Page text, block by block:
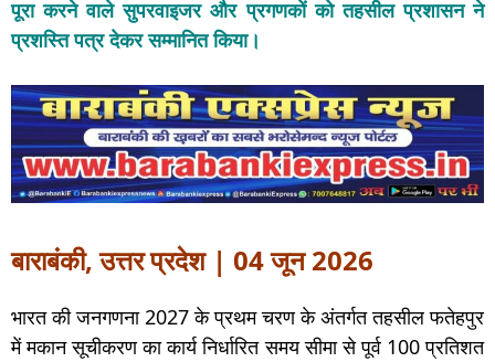
पूरा करने वाले सुपरवाइजर और प्रगणकों को तहसील प्रशासन ने
प्रशस्ति पत्र देकर सम्मानित किया।
बाराबंकी, उत्तर प्रदेश | 04 जून 2026
भारत की जनगणना 2027 के प्रथम चरण के अंतर्गत तहसील फतेहपुर
में मकान सूचीकरण का कार्य निर्धारित समय सीमा से पूर्व 100 प्रतिशत